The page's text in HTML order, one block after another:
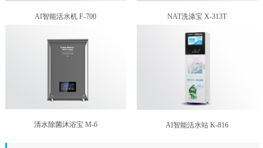
AI智能活水机 F-700 NAT洗涤宝 X-313T
清水除菌沐浴宝 M-6 AI智能活水站 K-816